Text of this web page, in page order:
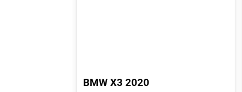
BMW X3 2020